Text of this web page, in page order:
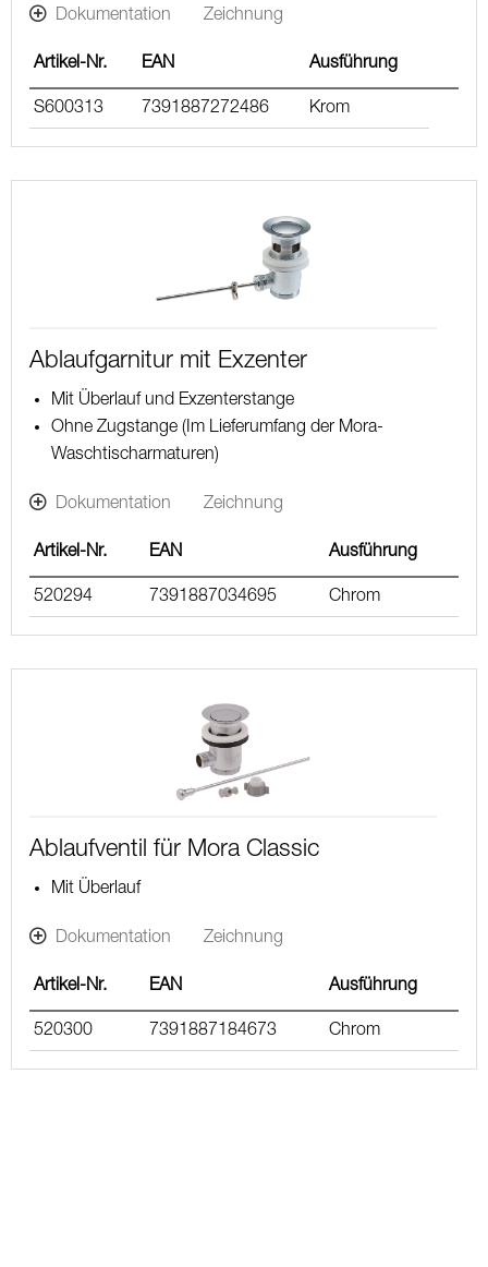
Dokumentation Zeichnung
Artikel-Nr. EAN Ausführung
S600313 7391887272486 Krom
Ablaufgarnitur mit Exzenter
Mit Überlauf und Exzenterstange
Ohne Zugstange (Im Lieferumfang der Mora-
Waschtischarmaturen)
Dokumentation Zeichnung
Artikel-Nr. EAN Ausführung
520294 7391887034695 Chrom
Ablaufventil für Mora Classic
Mit Überlauf
Dokumentation Zeichnung
Artikel-Nr. EAN Ausführung
520300 7391887184673 Chrom